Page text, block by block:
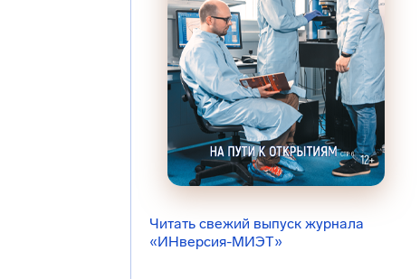
Читать свежий выпуск журнала
«ИНверсия-МИЭТ»